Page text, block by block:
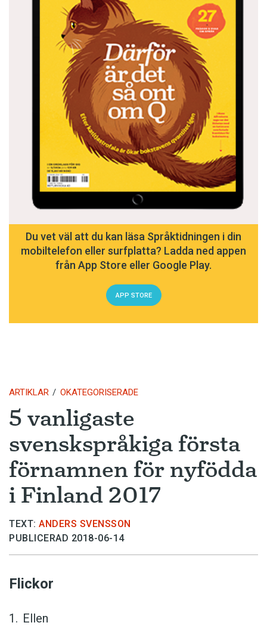
Du vet väl att du kan läsa Språktidningen i din
mobiltelefon eller surfplatta? Ladda ned appen
från App Store eller Google Play.
APP STORE
ARTIKLAR OKATEGORISERADE
5 vanligaste
svenskspråkiga första
förnamnen för nyfödda
i Finland 2017
TEXT: ANDERS SVENSSON
PUBLICERAD 2018-06-14
Flickor
Ellen